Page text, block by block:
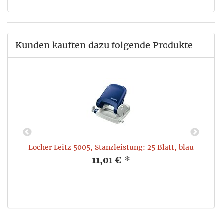
Kunden kauften dazu folgende Produkte
Locher Leitz 5005, Stanzleistung: 25 Blatt, blau
11,01 € *